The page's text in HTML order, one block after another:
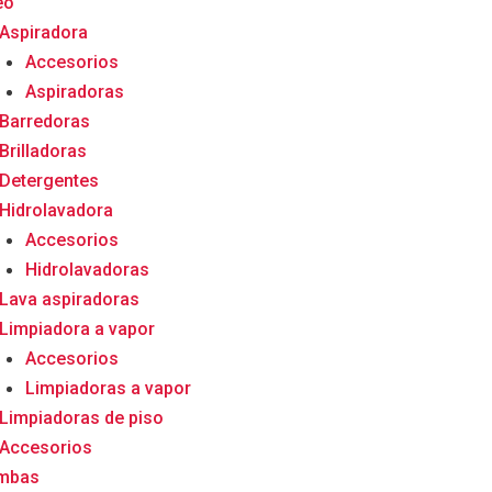
Aspiradora
Accesorios
Aspiradoras
Barredoras
Brilladoras
Detergentes
Hidrolavadora
Accesorios
Hidrolavadoras
Lava aspiradoras
Limpiadora a vapor
Accesorios
Limpiadoras a vapor
Limpiadoras de piso
Accesorios